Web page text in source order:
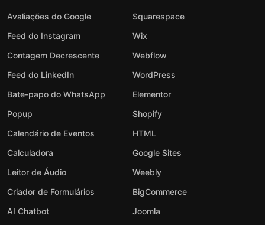
Avaliações do Google
Feed do Instagram
Contagem Decrescente
Feed do LinkedIn
Bate-papo do WhatsApp
Popup
Calendário de Eventos
Calculadora
Leitor de Áudio
Criador de Formulários
AI Chatbot
Squarespace
Wix
Webflow
WordPress
Elementor
Shopify
HTML
Google Sites
Weebly
BigCommerce
Joomla